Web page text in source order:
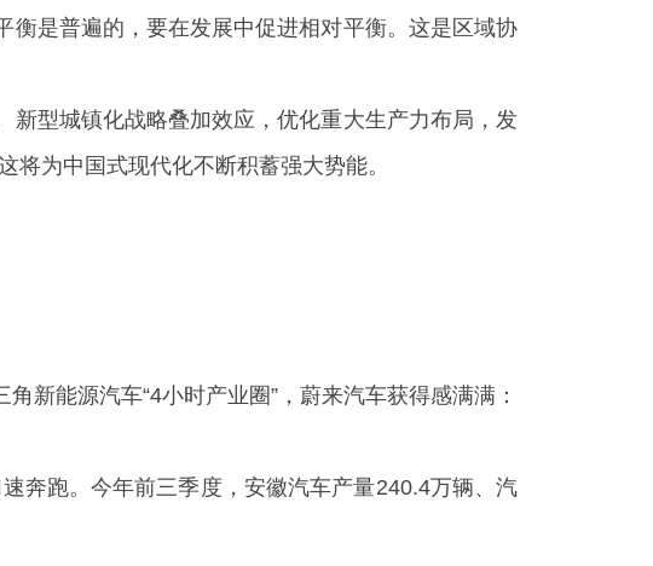
是普遍的，要在发展中促进相对平衡。这是区域协
新型城镇化战略叠加效应，优化重大生产力布局，发
为中国式现代化不断积蓄强大势能。
能源汽车“4小时产业圈”，蔚来汽车获得感满满：
奔跑。今年前三季度，安徽汽车产量240.4万辆、汽